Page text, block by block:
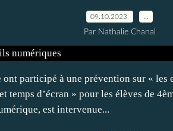
09.10.2023
Par Nathalie Chanal
ont participé à une prévention sur «
temps d’écran » pour les élèves de
est intervenue...